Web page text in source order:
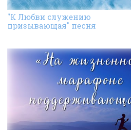
"К Любви служению
призывающая" песня